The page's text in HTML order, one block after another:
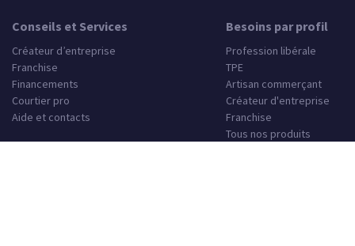
Conseils et Services
Créateur d’entreprise
Franchise
Financements
Courtier pro
Aide et contacts
Besoins par profil
Profession libérale
TPE
Artisan commerçant
Créateur d'entreprise
Franchise
Tous nos produits